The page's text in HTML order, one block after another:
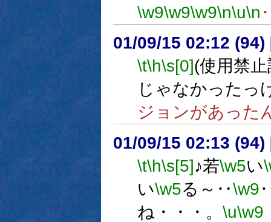
\w9\w9\w9\n\u\n
01/09/15 02:12 (94)
\t\h\s[0](使用禁
じゃなかったっ
ジョンがあった
01/09/15 02:13 (94)
\t\h\s[5]♪若\w5い
い\w5る～‥\w9
ね・・・。 \u\w9